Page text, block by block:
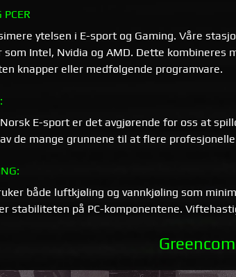
ytelsen i E-sport og Gaming. Våre
Intel, Nvidia og AMD. Dette kombineres
knapper eller medfølgende programvare.
E-sport er det avgjørende for oss at
de mange grunnene til at flere
både luftkjøling og vannkjøling som
stabiliteten på PC-komponentene.